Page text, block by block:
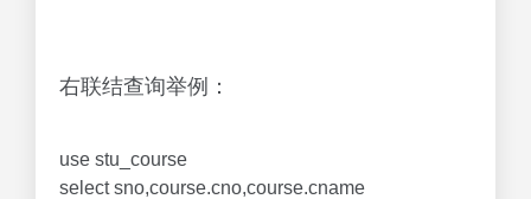
右联结查询举例：
use stu_course
select sno,course.cno,course.cname